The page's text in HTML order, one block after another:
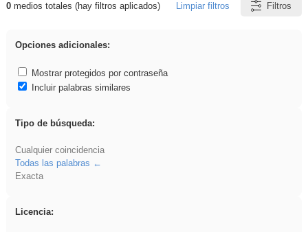
Resultados de: EducaMadrid
0medios totales (hay filtros aplicados) Limpiar filtros Filtros
Opciones adicionales:
Mostrar protegidos por contraseña
Incluir palabras similares
Tipo de búsqueda:
Cualquier coincidencia
Todas las palabras
Exacta
Licencia: